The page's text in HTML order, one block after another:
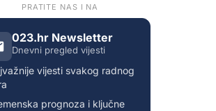
PRATITE NAS I NA
023.hr Newsletter
Dnevni pregled vijesti
vijesti svakog radnog
prognoza i ključne